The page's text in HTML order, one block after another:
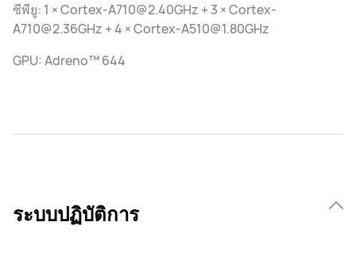
ซีพียู: 1 × Cortex-A710@2.40GHz + 3 × Cortex-
A710@2.36GHz + 4 × Cortex-A510@1.80GHz
GPU: Adreno™ 644
ระบบปฏิบัติการ